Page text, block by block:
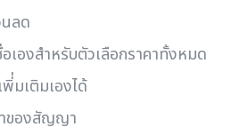
นลด
เองสําหรับตัวเลือกราคาทั้งหมด
มเติมเองได้
าของสัญญา